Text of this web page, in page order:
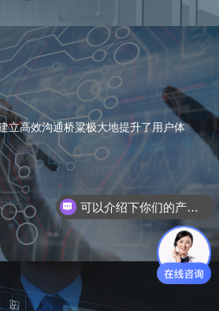
立高效沟通桥粱极大地提升了用户体
你们是怎么收费的呢？